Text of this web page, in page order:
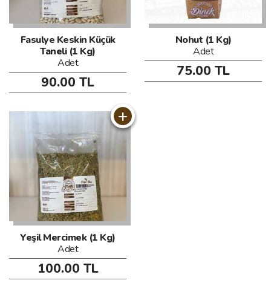
Fasulye Keskin Küçük
Taneli (1 Kg)
Adet
90.00 TL
Nohut (1 Kg)
Adet
75.00 TL
+
Yeşil Mercimek (1 Kg)
Adet
100.00 TL